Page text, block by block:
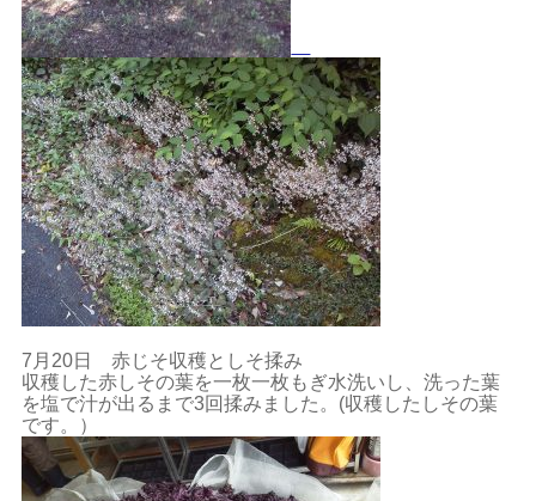
7月20日 赤じそ収穫としそ揉み
収穫した赤しその葉を一枚一枚もぎ水洗いし、洗った葉
を塩で汁が出るまで3回揉みました。(収穫したしその葉
です。）